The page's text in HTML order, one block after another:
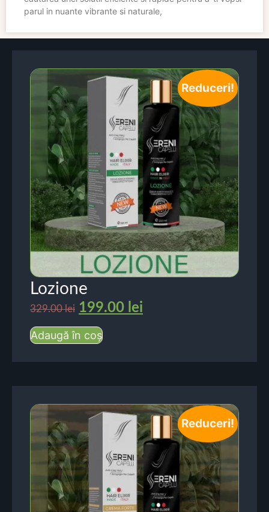
parul in nuante vibrante si naturale,
Reduceri!
Lozione
329.00lei 199.00 lei
Adaugă în coș
Reduceri!